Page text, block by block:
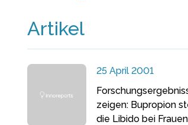
Artikel
25 April 2001
zeigen: Bupropion
die Libido bei